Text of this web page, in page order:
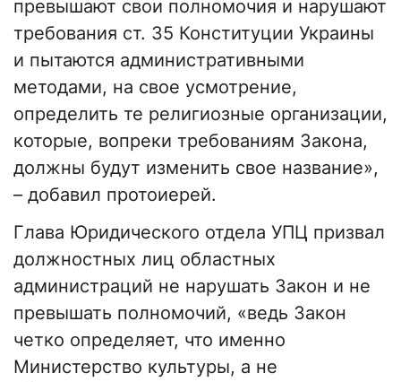
превышают свои полномочия и нарушают
требования ст. 35 Конституции Украины
и пытаются административными
методами, на свое усмотрение,
определить те религиозные организации,
которые, вопреки требованиям Закона,
должны будут изменить свое название»,
– добавил протоиерей.
Глава Юридического отдела УПЦ призвал
должностных лиц областных
администраций не нарушать Закон и не
превышать полномочий, «ведь Закон
четко определяет, что именно
Министерство культуры, а не